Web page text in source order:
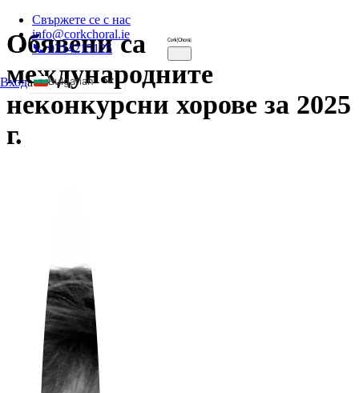
Свържете се с нас
info@corkchoral.ie
📞 0214215125
Входа
Bulgarian
English
French
Hungarian
Italian
Polish
Portuguese
Ukrainian
Обявени са
международните
неконкурсни хорове за 2025
г.